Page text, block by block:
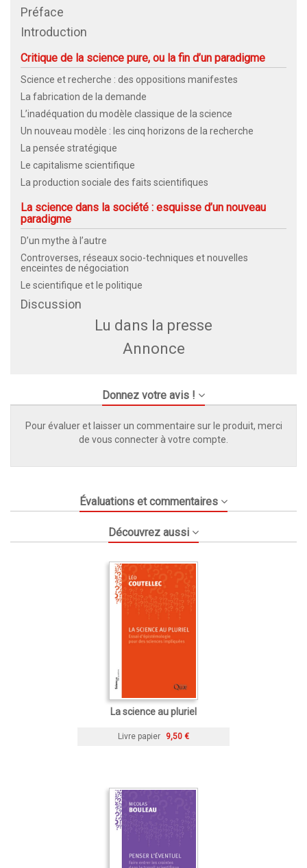
Préface
Introduction
Critique de la science pure, ou la fin d’un paradigme
Science et recherche : des oppositions manifestes
La fabrication de la demande
L’inadéquation du modèle classique de la science
Un nouveau modèle : les cinq horizons de la recherche
La pensée stratégique
Le capitalisme scientifique
La production sociale des faits scientifiques
La science dans la société : esquisse d’un nouveau
paradigme
D’un mythe à l’autre
Controverses, réseaux socio-techniques et nouvelles
enceintes de négociation
Le scientifique et le politique
Discussion
Lu dans la presse
Annonce
Donnez votre avis !
Pour évaluer et laisser un commentaire sur le produit, merci
de vous connecter à votre compte.
Évaluations et commentaires
Découvrez aussi
La science au pluriel
Livre papier 9,50 €